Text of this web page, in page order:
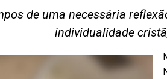
de uma necessária
individualidade